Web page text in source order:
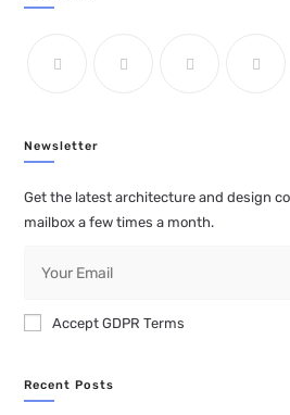
Newsletter
Get the latest architecture and design
mailbox a few times a month.
Accept GDPR Terms
Recent Posts